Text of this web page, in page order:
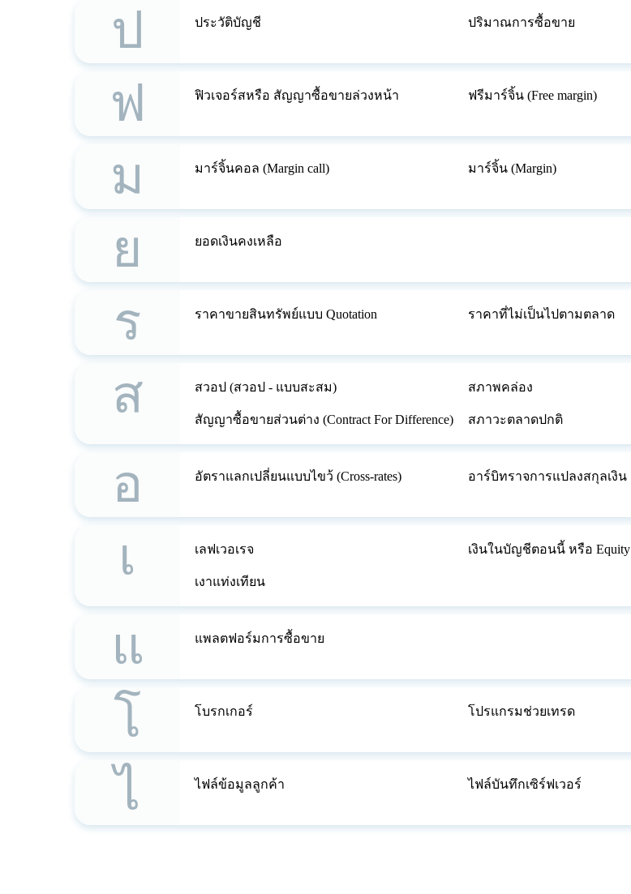
ป ประวัติบัญชี ปริมาณการซื้อขาย
ฟ ฟิวเจอร์สหรือ สัญญาซื้อขายล่วงหน้า ฟรีมาร์จิ้น (Free margin)
ม มาร์จิ้นคอล (Margin call) มาร์จิ้น (Margin)
ย ยอดเงินคงเหลือ
ร ราคาขายสินทรัพย์แบบ Quotation ราคาที่ไม่เป็นไปตามตลาด
ส สวอป (สวอป - แบบสะสม) สภาพคล่อง
สัญญาซื้อขายส่วนต่าง (Contract For Difference) สภาวะตลาดปกติ
อ อัตราแลกเปลี่ยนแบบไขว้ (Cross-rates) อาร์บิทราจการแปลงสกุลเงิน
เ เลฟเวอเรจ เงินในบัญชีตอนนี้ หรือ Equity
เงาแท่งเทียน
แ แพลตฟอร์มการซื้อขาย
โ โบรกเกอร์ โปรแกรมช่วยเทรด
ไ ไฟล์ข้อมูลลูกค้า ไฟล์บันทึกเซิร์ฟเวอร์